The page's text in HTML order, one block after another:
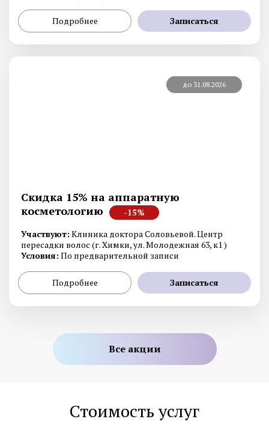
Подробнее Записаться
до 31.08.2026
Скидка 15% на аппаратную
косметологию
-15%
Участвуют: Клиника доктора Соловьевой. Центр
пересадки волос (г. Химки, ул. Молодежная 63, к1 )
Условия: По предварительной записи
Подробнее Записаться
Все акции
Стоимость услуг